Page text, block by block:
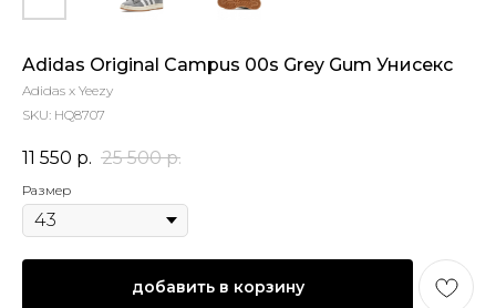
Adidas Original Campus 00s Grey Gum Унисекс
Adidas x Yeezy
SKU: HQ8707
11 550 р. 25 500 р.
Размер
добавить в корзину